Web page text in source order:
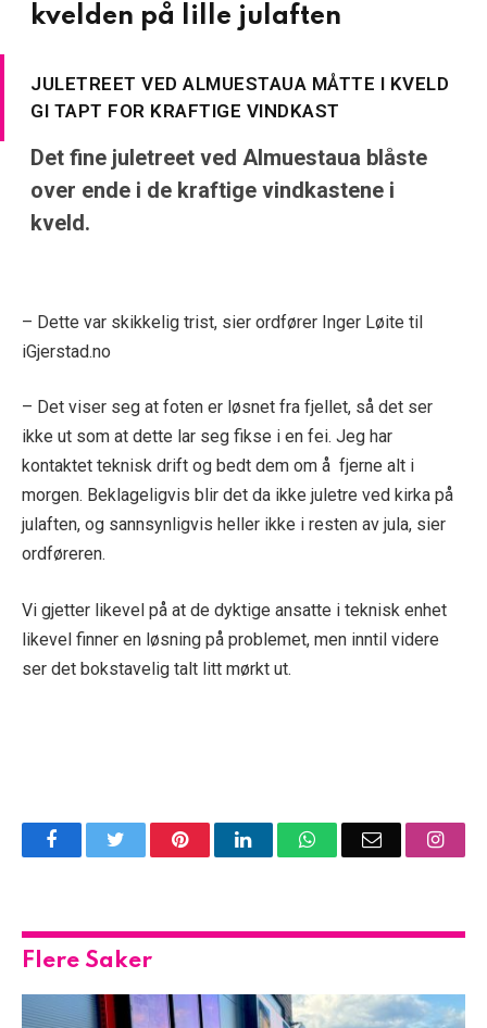
kvelden på lille julaften
JULETREET VED ALMUESTAUA MÅTTE I KVELD
GI TAPT FOR KRAFTIGE VINDKAST
Det fine juletreet ved Almuestaua blåste
over ende i de kraftige vindkastene i
kveld.
– Dette var skikkelig trist, sier ordfører Inger Løite til
iGjerstad.no
– Det viser seg at foten er løsnet fra fjellet, så det ser
ikke ut som at dette lar seg fikse i en fei. Jeg har
kontaktet teknisk drift og bedt dem om å fjerne alt i
morgen. Beklageligvis blir det da ikke juletre ved kirka på
julaften, og sannsynligvis heller ikke i resten av jula, sier
ordføreren.
Vi gjetter likevel på at de dyktige ansatte i teknisk enhet
likevel finner en løsning på problemet, men inntil videre
ser det bokstavelig talt litt mørkt ut.
FacebookTwitter PinterestLinkedInWhatsAppEmail
Flere Saker